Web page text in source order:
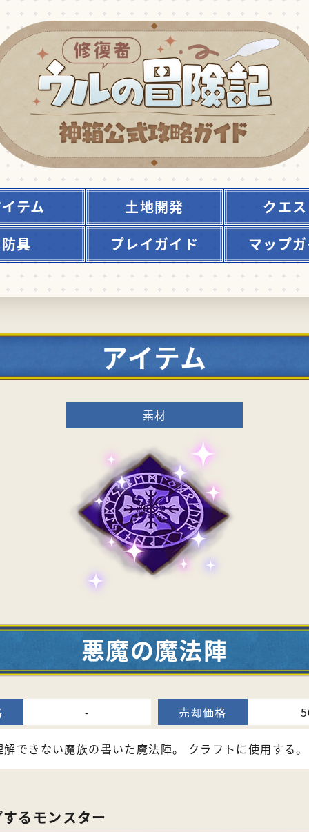
テム 土地開発
クエ
防具
プレイガイド マップ
アイテム
素材
悪魔の魔法陣
-
できない魔族の書いた魔法陣。 クラフトに使用する。
るモンスター